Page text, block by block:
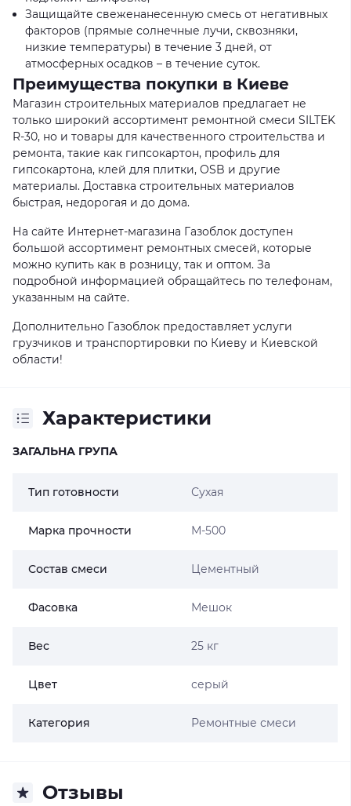
Защищайте свеженанесенную смесь от негативных
факторов (прямые солнечные лучи, сквозняки,
низкие температуры) в течение 3 дней, от
атмосферных осадков – в течение суток.
Преимущества покупки в Киеве
Магазин строительных материалов предлагает не
только широкий ассортимент ремонтной смеси SILTEK
R-30, но и товары для качественного строительства и
ремонта, такие как гипсокартон, профиль для
гипсокартона, клей для плитки, OSB и другие
материалы. Доставка строительных материалов
быстрая, недорогая и до дома.
На сайте Интернет-магазина Газоблок доступен
большой ассортимент ремонтных смесей, которые
можно купить как в розницу, так и оптом. За
подробной информацией обращайтесь по телефонам,
указанным на сайте.
Дополнительно Газоблок предоставляет услуги
грузчиков и транспортировки по Киеву и Киевской
области!
Характеристики
ЗАГАЛЬНА ГРУПА
Тип готовности Сухая
Марка прочности М-500
Состав смеси Цементный
Фасовка Мешок
Вес 25 кг
Цвет серый
Категория Ремонтные смеси
Отзывы